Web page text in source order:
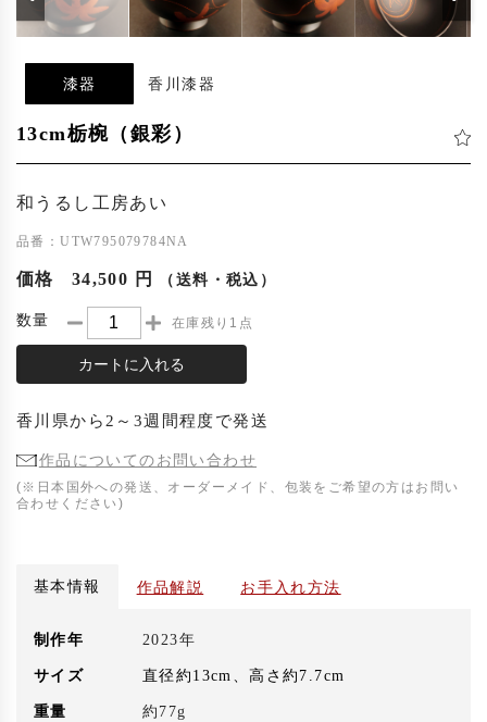
漆器 香川漆器
13cm栃椀（銀彩）
和うるし工房あい
品番：UTW795079784NA
価格 34,500 円 （送料・税込）
数量 在庫残り1点
カートに入れる
香川県から 2～3週間程度で発送
作品についてのお問い合わせ
(※日本国外への発送、オーダーメイド、包装をご希望の方はお問い
合わせください)
基本情報 作品解説 お手入れ方法
制作年 2023年
サイズ 直径約13cm、高さ約7.7cm
重量 約77g